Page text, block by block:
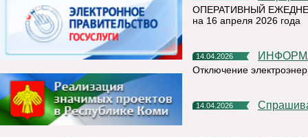
ОПЕРАТИВНЫЙ
на 16 апреля 2026 года
14.04.2026
Отключение
14.04.2026